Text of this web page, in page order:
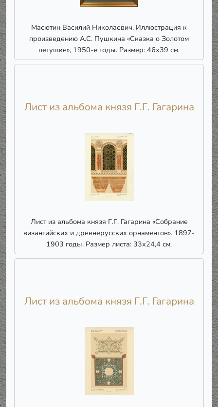
Масютин Василий Николаевич. Иллюстрация к
произведению А.С. Пушкина «Сказка о Золотом
петушке», 1950-е годы. Размер: 46х39 см.
Лист из альбома князя Г.Г. Гагарина
Лист из альбома князя Г.Г. Гагарина «Собрание
византийских и древнерусских орнаментов». 1897-
1903 годы. Размер листа: 33х24,4 см.
Лист из альбома князя Г.Г. Гагарина